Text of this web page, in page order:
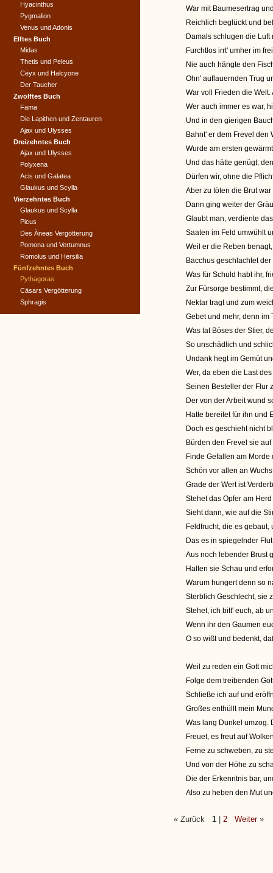
War mit Baumesertrag
Reichlich beglückt und
Damals schlugen die
Furchtlos irrt' umher im
Nie auch hängte den
Ohn' auflauernden Trug
War voll Frieden die
Wer auch immer es war,
Und in den gierigen
Bahnt' er dem Frevel
Wurde am ersten
Und das hätte genügt;
Dürfen wir, ohne die
Aber zu töten die Brut
Dann ging weiter der
Glaubt man, verdiente
Saaten im Feld umwühlt
Weil er die Reben
Bacchus geschlachtet
Was für Schuld habt ihr,
Zur Fürsorge bestimmt,
Nektar tragt und zum
Gebet und mehr, denn im
Was tat Böses der Stier,
So unschädlich und
Undank hegt im Gemüt
Wer, da eben die Last
Seinen Besteller der Flur
Der von der Arbeit wund
Hatte bereitet für ihn und
Doch es geschieht nicht
Bürden den Frevel sie
Finde Gefallen am
Schön vor allen an
Grade der Wert ist
Stehet das Opfer am
Sieht dann, wie auf die
Feldfrucht, die es gebaut,
Das es in spiegelnder
Aus noch lebender Brust
Halten sie Schau und
Warum hungert denn so
Sterblich Geschlecht, sie
Stehet, ich bitt' euch, ab
Wenn ihr den Gaumen
O so wißt und bedenkt,
Weil zu reden ein Gott
Folge dem treibenden
Schließe ich auf und
Großes enthüllt mein
Was lang Dunkel umzog.
Freuet, es freut auf
Ferne zu schweben, zu
Und von der Höhe zu
Die der Erkenntnis bar,
Also zu heben den Mut
« Zurück 1 2 Weiter»
Hyacinthus
Pygmalion
Venus und Adonis
Elftes Buch
Midas
Thetis und Peleus
Cëyx und Halcyone
Der Taucher
Zwölftes Buch
Fama
Die Lapithen und Zentauren
Ajax und Ulysses
Dreizehntes Buch
Ajax und Ulysses
Polyxena
Acis und Galatea
Glaukus und Scylla
Vierzehntes Buch
Glaukus und Scylla
Picus
Des Äneas Vergötterung
Pomona und Vertumnus
Romolus und Hersilia
Fünfzehntes Buch
Pythagoras
Cäsars Vergötterung
Sphragis